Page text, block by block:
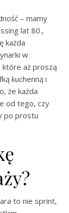
– mamy
lat 80.,
każda
w
które aż proszą
kuchenną i
że każda
od tego, czy
po prostu
to nie sprint,